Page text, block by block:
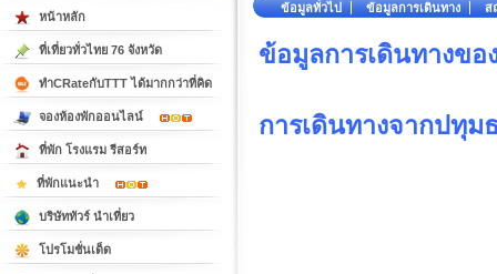
ข้อมูลทั่วไป ข้อมูลการเดินทาง ส
ข้อมูลการเดินทางขอ
การเดินทางจากปทุม
หน้าหลัก
ที่เที่ยวทั่วไทย 76 จังหวัด
ทำCRateกับTTT ได้มากกว่าที่คิด
จองห้องพักออนไลน์
ที่พัก โรงแรม รีสอร์ท
ที่พักแนะนำ
บริษัททัวร์ นำเที่ยว
โปรโมชั่นเด็ด